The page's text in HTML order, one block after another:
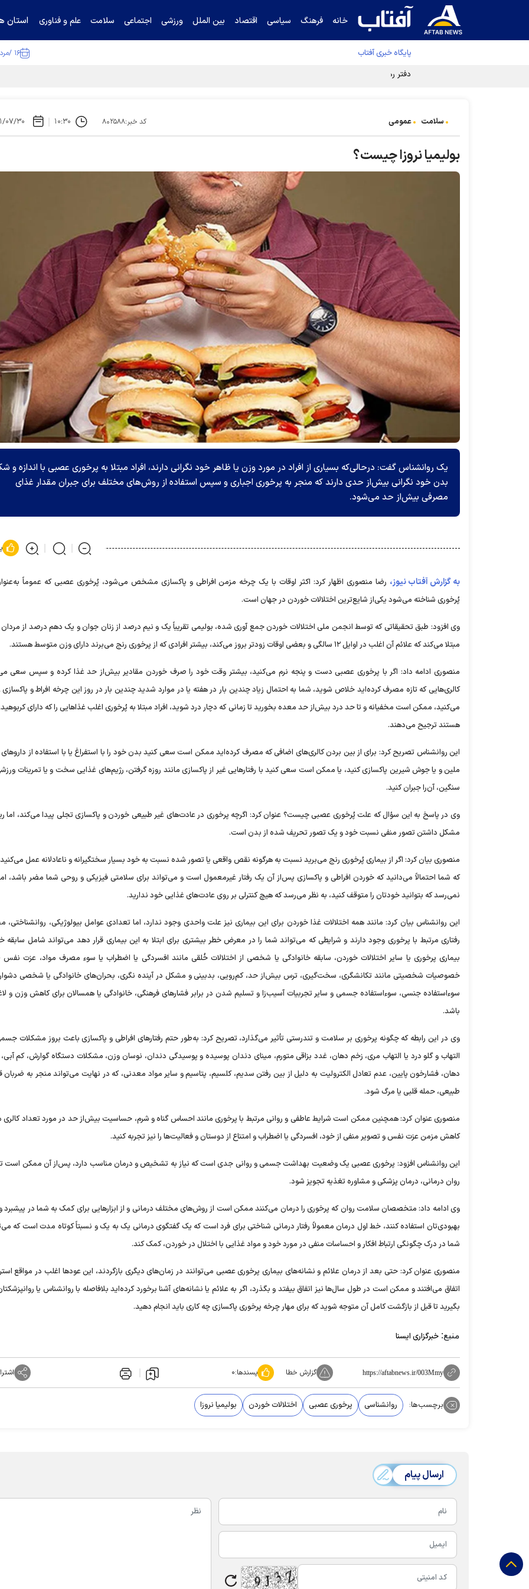
خانه فرهنگ سیاسی اقتصاد بین الملل ورزشی اجتماعی سلامت علم و فناوری استان
پایگاه خبری آفتاب ۱۶ /مرداد /۱۴۰۵
دفتر رهبر انقلاب ادعای خرازی درباره پزشکیان را تکذیب کرد
سلامت عمومی کد خبر:۸۰۲۵۸۸ ۱۰:۳۰ ۱۴۰۱/
بولیمیا نروزا چیست؟
یک روانشناس گفت: درحالی‌که بسیاری از افراد در مورد وزن یا ظاهر خود نگرانی دارند، افراد مبتلا به پرخوری عصبی با اندازه و
بدن خود نگرانی بیش‌از حدی دارند که منجر به پرخوری اجباری و سپس استفاده از روش‌های مختلف برای جبران مقدار غذای
مصرفی بیش‌از حد می‌شود.
به گزارش آفتاب نیوز، رضا منصوری اظهار کرد: اکثر اوقات با یک چرخه مزمن افراطی و پاکسازی مشخص می‌شود، پُرخوری عصبی که عموماً
پُرخوری شناخته می‌شود یکی‌از شایع‌ترین اختلالات خوردن در جهان است.
وی افزود: طبق تحقیقاتی که توسط انجمن ملی اختلالات خوردن جمع آوری شده، بولیمی تقریباً یک و نیم درصد از زنان جوان و یک دهم درصد از مردان
مبتلا می‌کند که علائم آن اغلب در اوایل ۱۲ سالگی و بعضی اوقات زودتر بروز می‌کند، بیشتر افرادی که از پرخوری رنج می‌برند دارای وزن متوسط هستند.
منصوری ادامه داد: اگر با پرخوری عصبی دست و پنجه نرم می‌کنید، بیشتر وقت خود را صرف خوردن مقادیر بیش‌از حد غذا کرده و سپس سعی
کالری‌هایی که تازه مصرف کرده‌اید خلاص شوید، شما به احتمال زیاد چندین بار در هفته یا در موارد شدید چندین بار در روز این چرخه افراط و پاکسازی
می‌کنید، ممکن است مخفیانه و تا حد درد بیش‌از حد معده بخورید تا زمانی که دچار درد شوید، افراد مبتلا به پُرخوری اغلب غذاهایی را که دارای
هستند ترجیح می‌دهند.
این روانشناس تصریح کرد: برای از بین بردن کالری‌های اضافی که مصرف کرده‌اید ممکن است سعی کنید بدن خود را با استفراغ یا با استفاده از داروهای
ملین و یا جوش شیرین پاکسازی کنید، یا ممکن است سعی کنید با رفتارهایی غیر از پاکسازی مانند روزه گرفتن، رژیم‌های غذایی سخت و یا تمرینات
سنگین، آن‌را جبران کنید.
وی در پاسخ به این سؤال که علت پُرخوری عصبی چیست؟ عنوان کرد: اگرچه پرخوری در عادت‌های غیر طبیعی خوردن و پاکسازی تجلی پیدا می‌کند، اما
مشکل داشتن تصور منفی نسبت خود و یک تصور تحریف شده از بدن است.
منصوری بیان کرد: اگر از بیماری پُرخوری رنج می‌برید نسبت به هرگونه نقص واقعی یا تصور شده نسبت به خود بسیار سختگیرانه و ناعادلانه عمل
که شما احتمالاً می‌دانید که خوردن افراطی و پاکسازی پس‌از آن یک رفتار غیرمعمول است و می‌تواند برای سلامتی فیزیکی و روحی شما مضر باشد،
نمی‌رسد که بتوانید خودتان را متوقف کنید، به نظر می‌رسد که هیچ کنترلی بر روی عادت‌های غذایی خود ندارید.
این روانشناس بیان کرد: مانند همه اختلالات غذا خوردن برای این بیماری نیز علت واحدی وجود ندارد، اما تعدادی عوامل بیولوژیکی، روانشناختی،
رفتاری مرتبط با پرخوری وجود دارند و شرایطی که می‌تواند شما را در معرض خطر بیشتری برای ابتلا به این بیماری قرار دهد می‌تواند شامل سابقه
بیماری پرخوری یا سایر اختلالات خوردن، سابقه خانوادگی یا شخصی از اختلالات خُلقی مانند افسردگی یا اضطراب یا سوء مصرف مواد، عزت
خصوصیات شخصیتی مانند تکانشگری، سخت‌گیری، ترس بیش‌از حد، کم‌رویی، بدبینی و مشکل در آینده نگری، بحران‌های خانوادگی یا شخصی
سوءاستفاده جنسی، سوءاستفاده جسمی و سایر تجربیات آسیب‌زا و تسلیم شدن در برابر فشارهای فرهنگی، خانوادگی یا همسالان برای کاهش وزن و
باشد.
وی در این رابطه که چگونه پرخوری بر سلامت و تندرستی تأثیر می‌گذارد، تصریح کرد: به‌طور حتم رفتارهای افراطی و پاکسازی باعث بروز مشکلات
التهاب و گلو درد یا التهاب مری، زخم دهان، غدد بزاقی متورم، مینای دندان پوسیده و پوسیدگی دندان، نوسان وزن، مشکلات دستگاه گوارش، کم
دهان، فشارخون پایین، عدم تعادل الکترولیت به دلیل از بین رفتن سدیم، کلسیم، پتاسیم و سایر مواد معدنی، که در نهایت می‌تواند منجر به ضربان
طبیعی، حمله قلبی یا مرگ شود.
منصوری عنوان کرد: همچنین ممکن است شرایط عاطفی و روانی مرتبط با پرخوری مانند احساس گناه و شرم، حساسیت بیش‌از حد در مورد تعداد کالری
کاهش مزمن عزت نفس و تصویر منفی از خود، افسردگی یا اضطراب و امتناع از دوستان و فعالیت‌ها را نیز تجربه کنید.
این روانشناس افزود: پرخوری عصبی یک وضعیت بهداشت جسمی و روانی جدی است که نیاز به تشخیص و درمان مناسب دارد، پس‌از آن ممکن است
روان درمانی، درمان پزشکی و مشاوره تغذیه تجویز شود.
وی ادامه داد: متخصصان سلامت روان که پرخوری را درمان می‌کنند ممکن است از روش‌های مختلف درمانی و از ابزارهایی برای کمک به شما در
بهبودی‌تان استفاده کنند، خط اول درمان معمولاً رفتار درمانی شناختی برای فرد است که یک گفتگوی درمانی یک به یک و نسبتاً کوتاه مدت است که
شما در درک چگونگی ارتباط افکار و احساسات منفی در مورد خود و مواد غذایی با اختلال در خوردن، کمک کند.
منصوری عنوان کرد: حتی بعد از درمان علائم و نشانه‌های بیماری پرخوری عصبی می‌توانند در زمان‌های دیگری بازگردند، این عودها اغلب در مواقع
اتفاق می‌افتند و ممکن است در طول سال‌ها نیز اتفاق بیفتد و بگذرد، اگر به علائم یا نشانه‌های آشنا برخورد کرده‌اید بلافاصله با روانشناس یا
بگیرید تا قبل از بازگشت کامل آن متوجه شوید که برای مهار چرخه پرخوری پاکسازی چه کاری باید انجام دهید.
منبع: خبرگزاری ایسنا
https://aftabnews.ir/003Mmy گزارش خطا پسندها:۰
برچسب‌ها: روانشناسی پرخوری عصبی اختلالات خوردن بولیمیا نروزا
ارسال پیام